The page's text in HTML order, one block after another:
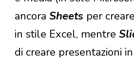
ancora Sheets per
in stile Excel, mentre
di creare presentazioni